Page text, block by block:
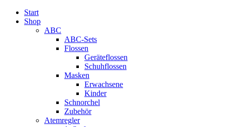
Start
Shop
ABC
ABC-Sets
Flossen
Geräteflossen
Schuhflossen
Masken
Erwachsene
Kinder
Schnorchel
Zubehör
Atemregler